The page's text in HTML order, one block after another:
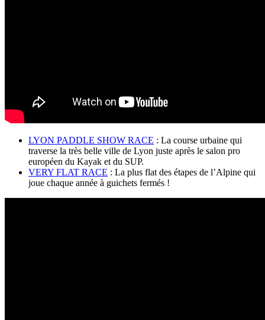
LYON PADDLE SHOW RACE : La course urbaine qui
traverse la très belle ville de Lyon juste après le salon pro
européen du Kayak et du SUP.
VERY FLAT RACE : La plus flat des étapes de l’Alpine qui
joue chaque année à guichets fermés !